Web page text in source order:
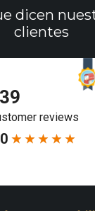
dicen
clientes